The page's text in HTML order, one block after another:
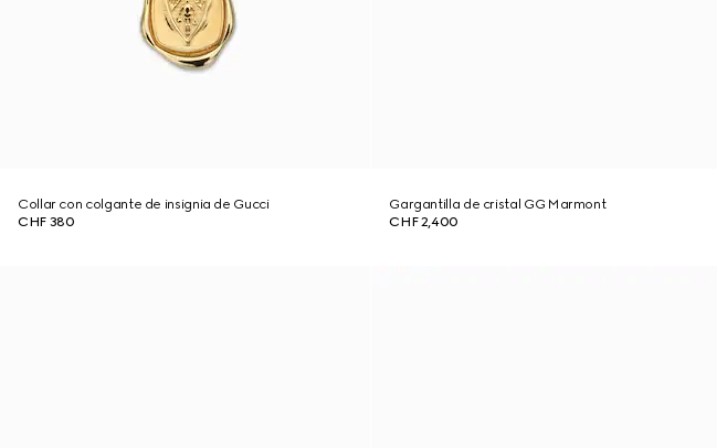
Collar con colgante de insignia de Gucci
CHF 380
Gargantilla de cristal GG Marmont
CHF 2,400